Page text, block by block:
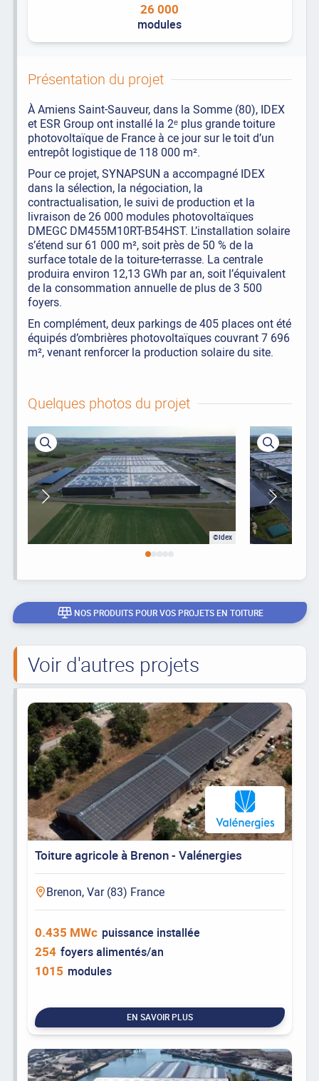
26 000
modules
Présentation du projet
À Amiens Saint-Sauveur, dans la Somme (80), IDEX
et ESR Group ont installé la 2ᵉ plus grande toiture
photovoltaïque de France à ce jour sur le toit d’un
entrepôt logistique de 118 000 m².
Pour ce projet, SYNAPSUN a accompagné IDEX
dans la sélection, la négociation, la
contractualisation, le suivi de production et la
livraison de 26 000 modules photovoltaïques
DMEGC DM455M10RT-B54HST. L’installation solaire
s’étend sur 61 000 m², soit près de 50 % de la
surface totale de la toiture-terrasse. La centrale
produira environ 12,13 GWh par an, soit l’équivalent
de la consommation annuelle de plus de 3 500
foyers.
En complément, deux parkings de 405 places ont été
équipés d’ombrières photovoltaïques couvrant 7 696
m², venant renforcer la production solaire du site.
Quelques photos du projet
©Idex
NOS PRODUITS POUR VOS PROJETS EN TOITURE
Voir d'autres projets
Toiture agricole à Brenon - Valénergies
Brenon, Var (83) France
0.435 MWc puissance installée
254 foyers alimentés/an
1015 modules
EN SAVOIR PLUS